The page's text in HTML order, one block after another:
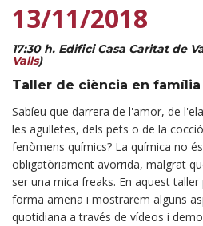
13/11/2018
17:30 h. Edifici Casa Caritat de
Valls)
Taller de ciència en família
Sabíeu que darrera de l'amor, de
les agulletes, dels pets o de la
fenòmens químics? La química no
obligatòriament avorrida, malgrat
ser una mica freaks. En aquest
forma amena i mostrarem alguns
quotidiana a través de vídeos i